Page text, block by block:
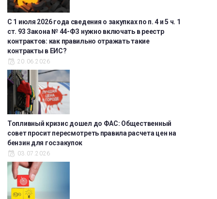
С 1 июля 2026 года сведения о закупках по п. 4 и 5 ч. 1
ст. 93 Закона № 44-ФЗ нужно включать в реестр
контрактов: как правильно отражать такие
контракты в ЕИС?
20.06.2026
Топливный кризис дошел до ФАС: Общественный
совет просит пересмотреть правила расчета цен на
бензин для госзакупок
03.07.2026